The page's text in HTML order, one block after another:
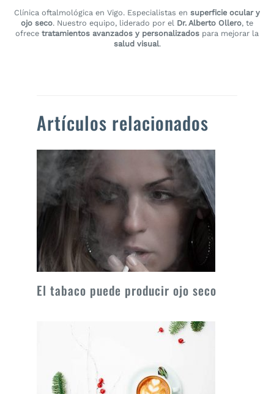
Clínica oftalmológica en Vigo. Especialistas en superficie ocular y
ojo seco. Nuestro equipo, liderado por el Dr. Alberto Ollero, te
ofrece tratamientos avanzados y personalizados para mejorar la
salud visual.
Artículos relacionados
El tabaco puede producir ojo seco